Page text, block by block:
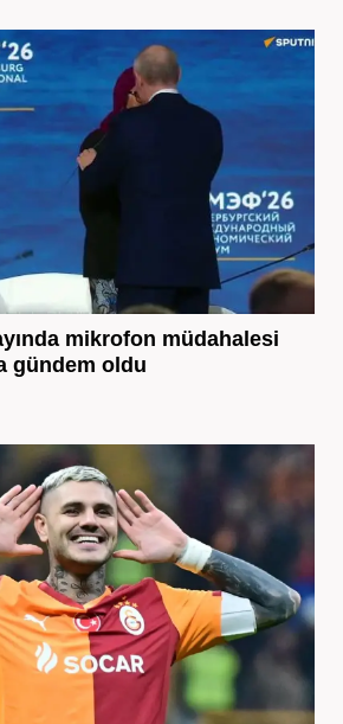
mikrofon müdahalesi
gündem oldu